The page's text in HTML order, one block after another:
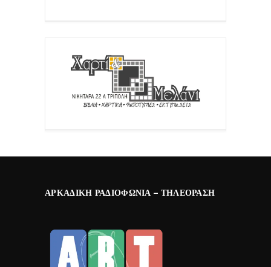
ΑΡΚΑΔΙΚΉ ΡΑΔΙΟΦΩΝΊΑ – ΤΗΛΕΌΡΑΣΗ